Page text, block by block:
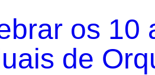
os 10
de